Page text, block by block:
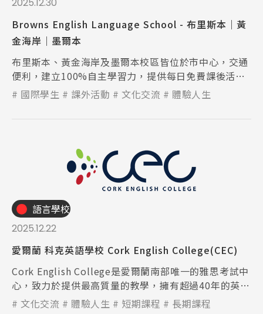
2025.12.30
Browns English Language School - 布里斯本｜黃
金海岸｜墨爾本
布里斯本、黃金海岸及墨爾本校區皆位於市中心，交通
便利，建立100%自主學習力，提供每日免費課後活
動。國際學生 課外活動 文化交流 體驗人生
語言學校
2025.12.22
愛爾蘭 科克英語學校 Cork English College(CEC)
Cork English College是愛爾蘭南部唯一的雅思考試中
心，致力於提供最高質量的教學，擁有超過40年的英語
教學經驗。
文化交流 體驗人生 短期課程 長期課程